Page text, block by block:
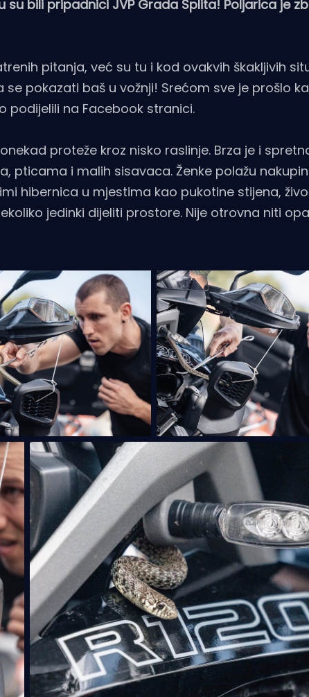
bili pripadnici JVP Grada Splita! Poljarica je
pitanja, već su tu i kod ovakvih škakljivih
pokazati baš u vožnji! Srećom sve je prošlo
podijelili na Facebook stranici.
proteže kroz nisko raslinje. Brza je i
pticama i malih sisavaca. Ženke polažu
hibernica u mjestima kao pukotine stijena,
jedinki dijeliti prostore. Nije otrovna niti